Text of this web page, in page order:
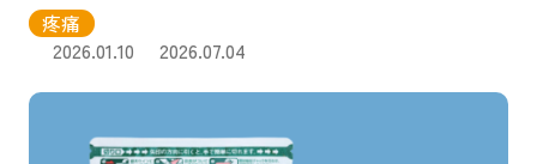
疼痛
2026.01.10
2026.07.04